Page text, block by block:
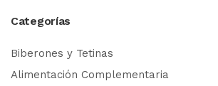
Categorías
Biberones y Tetinas
Alimentación Complementaria